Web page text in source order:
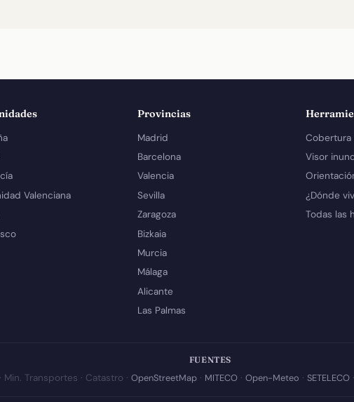
Valenciana
Provincias
Madrid
Barcelona
Valencia
Sevilla
Zaragoza
Bizkaia
Murcia
Málaga
Alicante
Las Palmas
Cobertura
Visor
¿Dónde
Todas las
FUENTES
· Min. Transportes · Catastro · OpenStreetMap · MITECO · Open-Meteo · SETELECO ·